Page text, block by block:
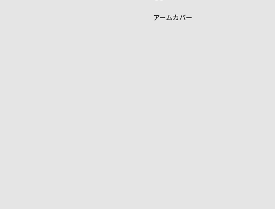
アームカバー